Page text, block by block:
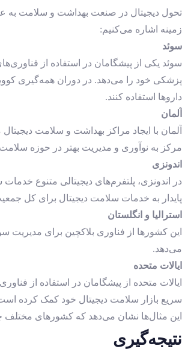
تحول دیجیتال در صنعت بهداشت و سلامت به
زمینه اشاره می‌کنیم:
سوئد
داروها استفاده کنند.
آلمان
مرکز به نوآوری و مدیریت بهتر در حوزه سلامت دیجیتال کمک می‌کند. بازار سلامت
اندونزی
در اندونزی، پلتفرم‌های دیجیتالی متنوع
پایدار به خدمات سلامت دیجیتال برای کل
استرالیا و انگلستان
این کشورها از فناوری بلاکچین برای
می‌دهد.
ایالات متحده
ایالات متحده از پیشگامان در استفاده از
سریع بازار سلامت دیجیتال خود کمک کرده
این مثال‌ها نشان می‌دهد که کشورهای مختلف
نتیجه‌گیری